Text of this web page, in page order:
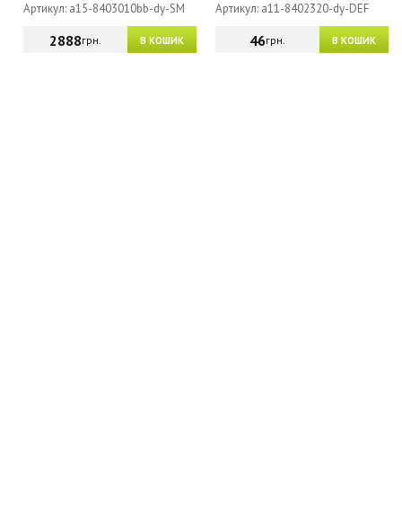
Артикул: a15-8403010bb-dy-SM
В КОШИК
2888грн.
Артикул: a11-8402320-dy-DEF
В КОШИК
46грн.